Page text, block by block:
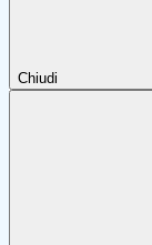
Chiudi